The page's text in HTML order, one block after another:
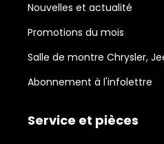
Nouvelles et actualité
Promotions du mois
Salle de montre Chrysler,
Abonnement à l'infolettre
Service et pièces